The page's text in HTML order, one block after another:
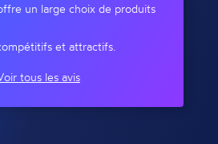
un large choix de produits
et attractifs.
tous les avis